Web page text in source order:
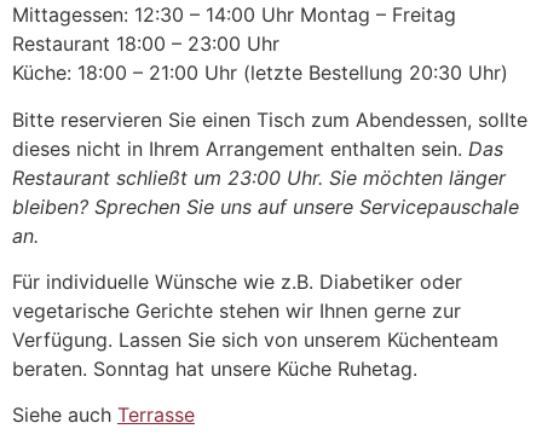
Mittagessen: 12:30 – 14:00 Uhr Montag – Freitag
Restaurant 18:00 – 23:00 Uhr
Küche: 18:00 – 21:00 Uhr (letzte Bestellung 20:30 Uhr)
Bitte reservieren Sie einen Tisch zum Abendessen, sollte
dieses nicht in Ihrem Arrangement enthalten sein. Das
Restaurant schließt um 23:00 Uhr. Sie möchten länger
bleiben? Sprechen Sie uns auf unsere Servicepauschale
an.
Für individuelle Wünsche wie z.B. Diabetiker oder
vegetarische Gerichte stehen wir Ihnen gerne zur
Verfügung. Lassen Sie sich von unserem Küchenteam
beraten. Sonntag hat unsere Küche Ruhetag.
Siehe auch Terrasse